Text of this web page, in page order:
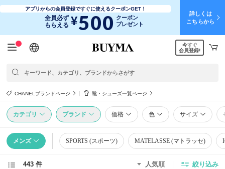
アプリからの会員登録ですぐに使えるクーポンGET！
全員必ず
もらえる ¥500 クーポン
プレゼント
詳しくは
こちらから
日本語
English
简体中文
繁體中文
今すぐ
会員登録!
CHANELブランドページ 靴・シューズ一覧ページ
カテゴリ ブランド 価格 色 サイズ
メンズ SPORTS (スポーツ) MATELASSE (マトラッセ)
443 件 人気順 絞り込み